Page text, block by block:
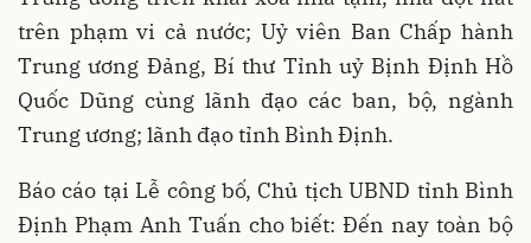
trên phạm vi cả nước; Uỷ viên Ban Chấp hành
Trung ương Đảng, Bí thư Tỉnh uỷ Bịnh Định Hồ
Quốc Dũng cùng lãnh đạo các ban, bộ, ngành
Trung ương; lãnh đạo tỉnh Bình Định.
Báo cáo tại Lễ công bố, Chủ tịch UBND tỉnh Bình
Định Phạm Anh Tuấn cho biết: Đến nay toàn bộ